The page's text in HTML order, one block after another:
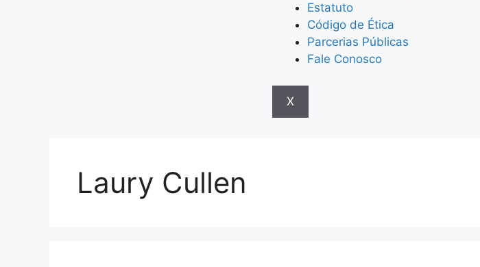
Estatuto
Código de Ética
Parcerias Públicas
Fale Conosco
X
Laury Cullen